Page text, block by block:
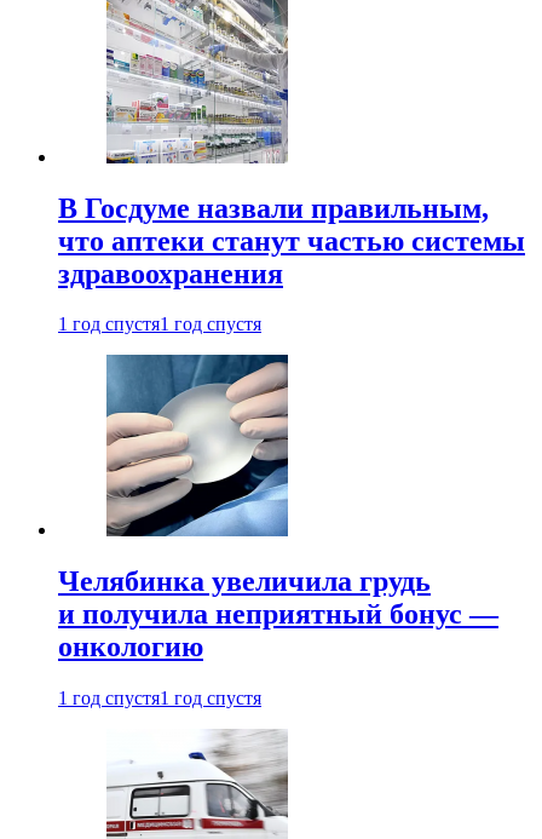
В Госдуме назвали правильным,
что аптеки станут частью системы
здравоохранения
1 год спустя1 год спустя
Челябинка увеличила грудь
и получила неприятный бонус —
онкологию
1 год спустя1 год спустя